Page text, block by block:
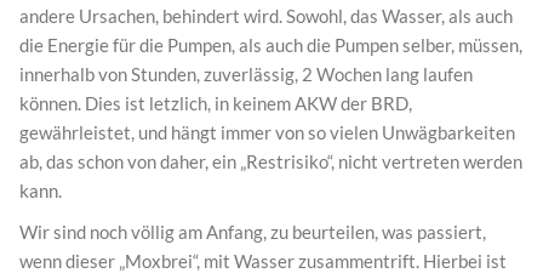
andere Ursachen, behindert wird. Sowohl, das Wasser, als auch
die Energie für die Pumpen, als auch die Pumpen selber, müssen,
innerhalb von Stunden, zuverlässig, 2 Wochen lang laufen
können. Dies ist letzlich, in keinem AKW der BRD,
gewährleistet, und hängt immer von so vielen Unwägbarkeiten
ab, das schon von daher, ein „Restrisiko“, nicht vertreten werden
kann.
Wir sind noch völlig am Anfang, zu beurteilen, was passiert,
wenn dieser „Moxbrei“, mit Wasser zusammentrift. Hierbei ist